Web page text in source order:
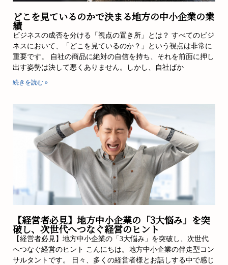
どこを見ているのかで決まる地方の中小企業の業
績
ビジネスの成否を分ける「視点の置き所」とは？ すべてのビジ
ネスにおいて、「どこを見ているのか？」という視点は非常に
重要です。 自社の商品に絶対の自信を持ち、それを前面に押し
出す姿勢は決して悪くありません。しかし、自社ばか
続きを読む »
【経営者必見】地方中小企業の「3大悩み」を突
破し、次世代へつなぐ経営のヒント
【経営者必見】地方中小企業の「3大悩み」を突破し、次世代
へつなぐ経営のヒント こんにちは。地方中小企業の伴走型コン
サルタントです。 日々、多くの経営者様とお話しする中で感じ